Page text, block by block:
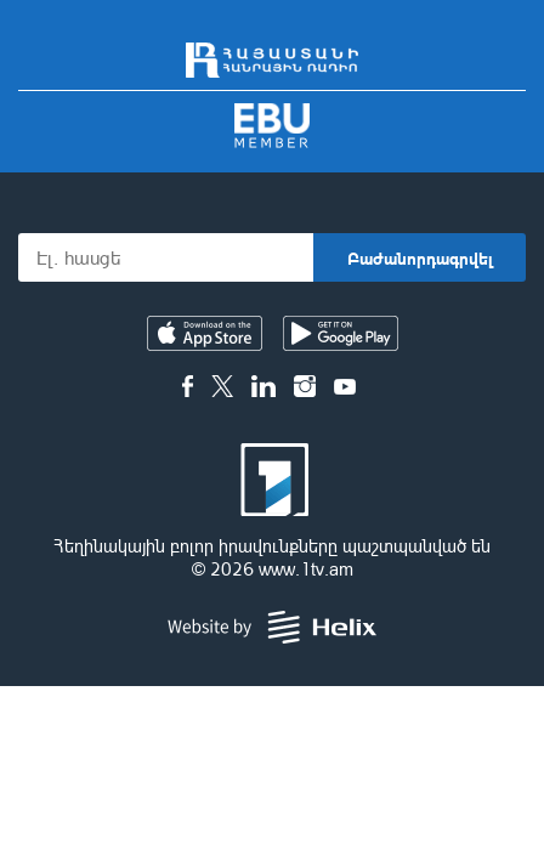
Հեղինակային բոլոր իրավունքները պաշտպանված են
© 2026 www.1tv.am